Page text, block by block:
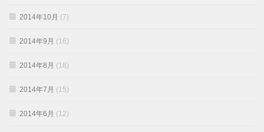
2014年10月 (7)
2014年9月 (16)
2014年8月 (18)
2014年7月 (15)
2014年6月 (12)